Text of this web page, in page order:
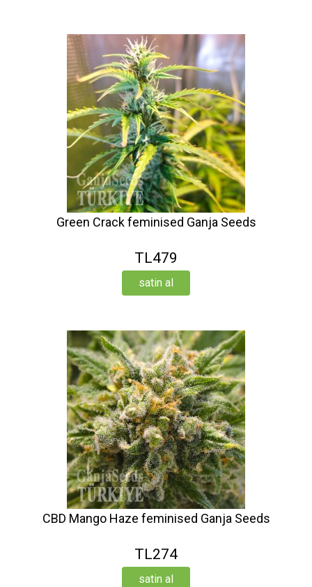
Green Crack feminised Ganja Seeds
TL479
satin al
CBD Mango Haze feminised Ganja Seeds
TL274
satin al